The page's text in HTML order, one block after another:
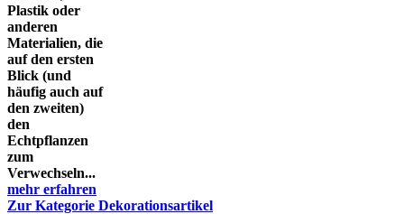
Plastik oder
anderen
Materialien, die
auf den ersten
Blick (und
häufig auch auf
den zweiten)
den
Echtpflanzen
zum
Verwechseln...
mehr erfahren
Zur Kategorie Dekorationsartikel